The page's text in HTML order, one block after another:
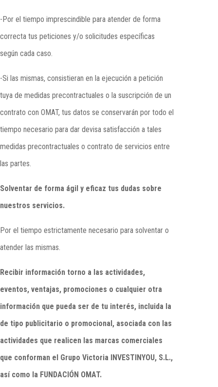
-Por el tiempo imprescindible para atender de forma
correcta tus peticiones y/o solicitudes específicas
según cada caso.
-Si las mismas, consistieran en la ejecución a petición
tuya de medidas precontractuales o la suscripción de un
contrato con OMAT, tus datos se conservarán por todo el
tiempo necesario para dar devisa satisfacción a tales
medidas precontractuales o contrato de servicios entre
las partes.
Solventar de forma ágil y eficaz tus dudas sobre
nuestros servicios.
Por el tiempo estrictamente necesario para solventar o
atender las mismas.
Recibir información torno a las actividades,
eventos, ventajas, promociones o cualquier otra
información que pueda ser de tu interés, incluida la
de tipo publicitario o promocional, asociada con las
actividades que realicen las marcas comerciales
que conforman el Grupo Victoria INVESTINYOU, S.L.,
así como la FUNDACIÓN OMAT.